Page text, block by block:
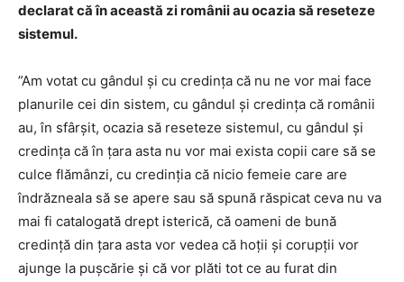
declarat că în această zi românii au ocazia să reseteze
sistemul.
”Am votat cu gândul și cu credința că nu ne vor mai face
planurile cei din sistem, cu gândul și credința că românii
au, în sfârșit, ocazia să reseteze sistemul, cu gândul și
credința că în țara asta nu vor mai exista copii care să se
culce flămânzi, cu credinția că nicio femeie care are
îndrăzneala să se apere sau să spună răspicat ceva nu va
mai fi catalogată drept isterică, că oameni de bună
credință din țara asta vor vedea că hoții și corupții vor
ajunge la pușcărie și că vor plăti tot ce au furat din